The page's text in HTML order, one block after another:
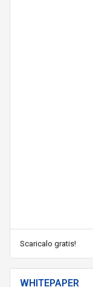
Scaricalo gratis!
WHITEPAPER